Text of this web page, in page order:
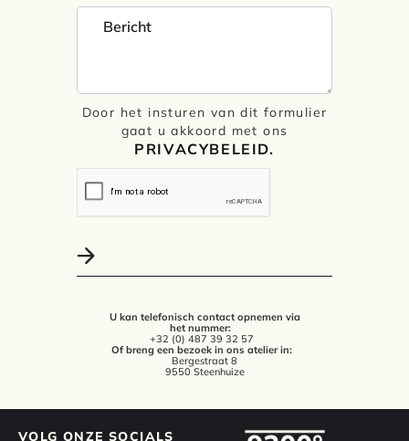
Door het insturen van dit formulier
gaat u akkoord met ons
PRIVACYBELEID.
U kan telefonisch contact opnemen via
het nummer:
+32 (0) 487 39 32 57
Of breng een bezoek in ons atelier in:
Bergestraat 8
9550 Steenhuize
VOLG ONZE SOCIALS